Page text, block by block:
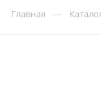
Главная —